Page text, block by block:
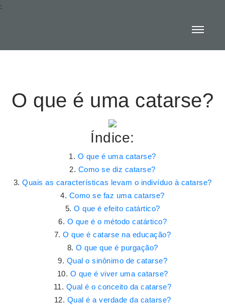
:
O que é uma catarse?
Índice:
O que é uma catarse?
Como se diz catarse?
Quais as características levam o indivíduo à catarse?
Como se faz uma catarse?
O que é efeito catártico?
O que é o método catártico?
O que é catarse na educação?
O que que é purgação?
Qual o sinônimo de catarse?
O que é viver uma catarse?
Qual é o conceito da catarse?
Qual é a verdade da catarse?